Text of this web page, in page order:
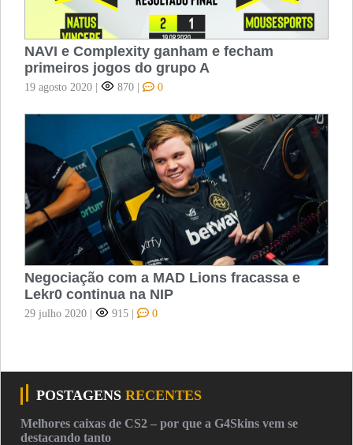
NAVI e Complexity ganham e fecham
primeiros jogos do grupo A
19 agosto 2020 | 870 | 0
Negociação com a MAD Lions fracassa e
Lekr0 continua na NIP
29 julho 2020 | 915 | 0
POSTAGENS RECENTES
Melhores caixas de CS2 – por que a G4Skins vem se
destacando tanto